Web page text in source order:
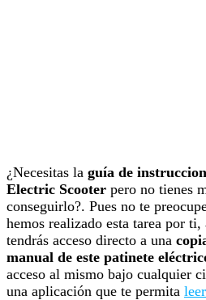
¿Necesitas la guía de
Electric Scooter pero no tienes
conseguirlo?. Pues no te
hemos realizado esta tarea por
tendrás acceso directo a una
manual de este patinete
acceso al mismo bajo cualquier
una aplicación que te permita